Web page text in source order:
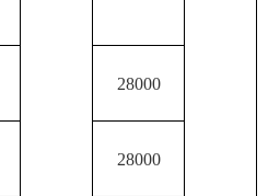
28000
28000